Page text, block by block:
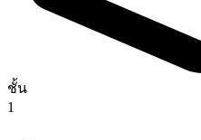
ชั้น
1